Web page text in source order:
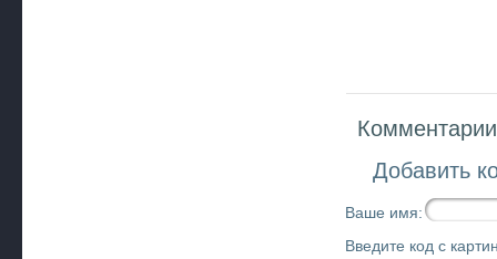
Добавить
Ваше имя:
Введите код с